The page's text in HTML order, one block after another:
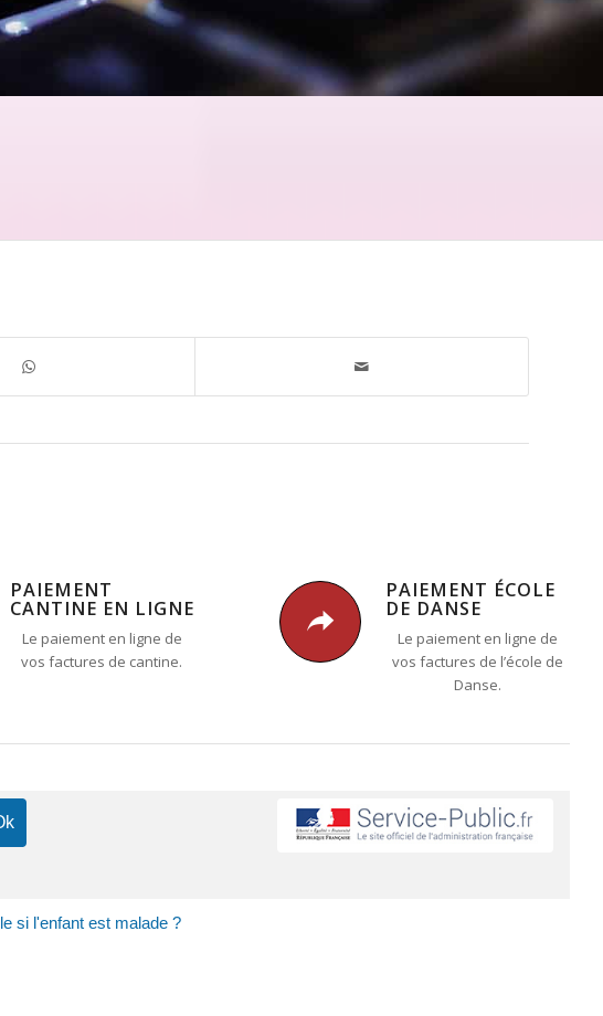
PAIEMENT
CANTINE EN LIGNE
Le paiement en ligne de
vos factures de cantine.
PAIEMENT ÉCOLE
DE DANSE
Le paiement en ligne de
vos factures de l’école de
Danse.
si l'enfant est malade ?